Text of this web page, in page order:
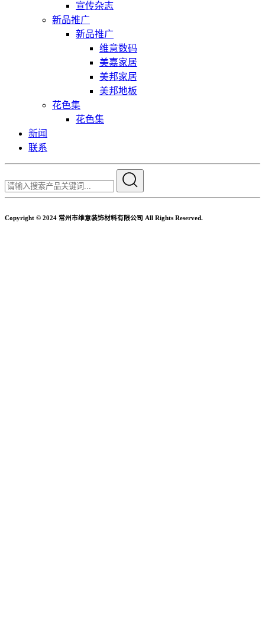
宣传杂志
新品推广
新品推广
维意数码
美嘉家居
美邦家居
美邦地板
花色集
花色集
新闻
联系
Copyright © 2024 常州市维意装饰材料有限公司 All Rights Reserved.